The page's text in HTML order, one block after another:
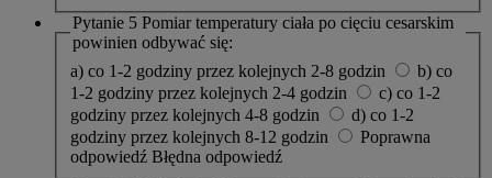
Pytanie 5 Pomiar temperatury ciała po cięciu cesarskim
powinien odbywać się:
a) co 1-2 godziny przez kolejnych 2-8 godzin
b) co
1-2 godziny przez kolejnych 2-4 godzin
c) co 1-2
godziny przez kolejnych 4-8 godzin
d) co 1-2
godziny przez kolejnych 8-12 godzin
Poprawna
odpowiedź Błędna odpowiedź